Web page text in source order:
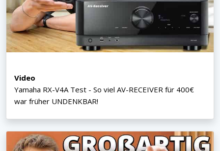
Video
Yamaha RX-V4A Test - So viel AV-RECEIVER für 400€
war früher UNDENKBAR!